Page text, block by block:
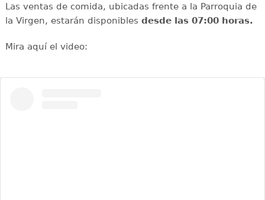
Las ventas de comida, ubicadas frente a la Parroquia de
la Virgen, estarán disponibles desde las 07:00 horas.
Mira aquí el video: